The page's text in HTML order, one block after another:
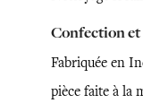
Confection
Fabriquée en
pièce faite à la